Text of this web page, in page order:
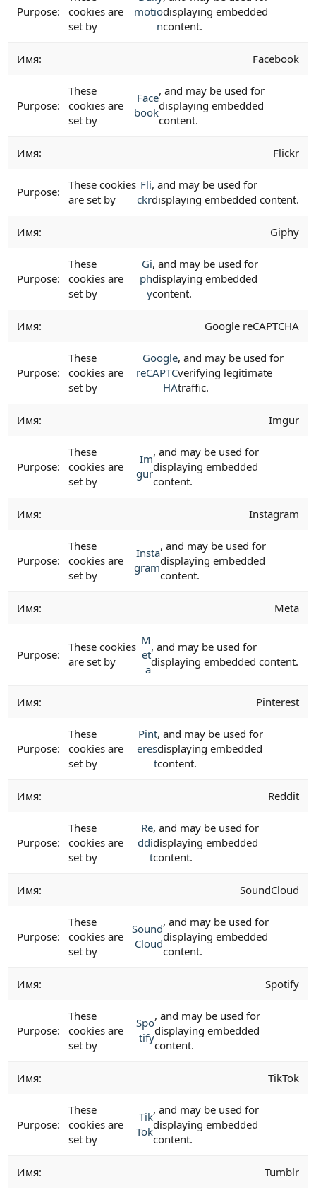
cookies are
set by
motio
n
displaying embedded
content.
Facebook
These
cookies are
set by
Face
book
, and may be used for
displaying embedded
content.
Flickr
These cookies
are set by
Fli
ckr
, and may be used for
displaying embedded content.
Giphy
These
cookies are
set by
Gi
ph
y
, and may be used for
displaying embedded
content.
Google reCAPTCHA
These
cookies are
set by
Google
reCAPTC
HA
, and may be used for
verifying legitimate
traffic.
Imgur
These
cookies are
set by
Im
gur
, and may be used for
displaying embedded
content.
Instagram
These
cookies are
set by
Insta
gram
, and may be used for
displaying embedded
content.
Meta
These cookies
are set by
M
et
a
, and may be used for
displaying embedded content.
Pinterest
These
cookies are
set by
Pint
eres
t
, and may be used for
displaying embedded
content.
Reddit
These
cookies are
set by
Re
ddi
t
, and may be used for
displaying embedded
content.
SoundCloud
These
cookies are
set by
Sound
Cloud
, and may be used for
displaying embedded
content.
Spotify
These
cookies are
set by
Spo
tify
, and may be used for
displaying embedded
content.
TikTok
These
cookies are
set by
Tik
Tok
, and may be used for
displaying embedded
content.
Tumblr